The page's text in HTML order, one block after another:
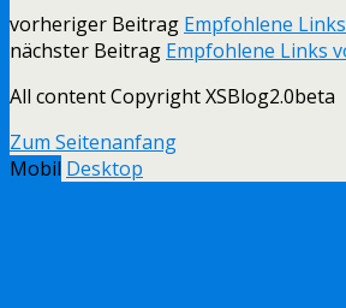
vorheriger Beitrag Empfohlene
nächster Beitrag Empfohlene Links
All content Copyright XSBlog2.0beta
Zum Seitenanfang
Mobil Desktop